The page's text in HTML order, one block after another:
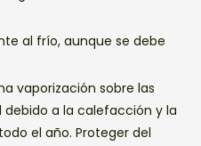
al frío, aunque se debe
vaporización sobre las
a la calefacción y la
el año. Proteger del